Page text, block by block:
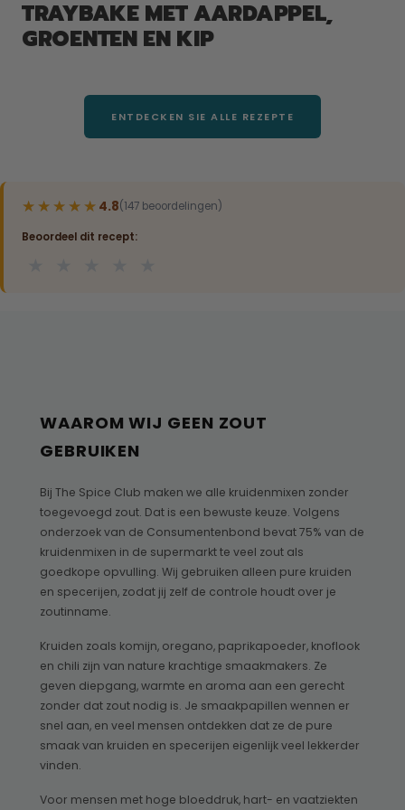
TRAYBAKE MET AARDAPPEL,
GROENTEN EN KIP
ENTDECKEN SIE ALLE REZEPTE
★★★★★
★★★★★ 4.8(147 beoordelingen)
Beoordeel dit recept:
WAAROM WIJ GEEN ZOUT
GEBRUIKEN
Bij The Spice Club maken we alle kruidenmixen zonder
toegevoegd zout. Dat is een bewuste keuze. Volgens
onderzoek van de Consumentenbond bevat 75% van de
kruidenmixen in de supermarkt te veel zout als
goedkope opvulling. Wij gebruiken alleen pure kruiden
en specerijen, zodat jij zelf de controle houdt over je
zoutinname.
Kruiden zoals komijn, oregano, paprikapoeder, knoflook
en chili zijn van nature krachtige smaakmakers. Ze
geven diepgang, warmte en aroma aan een gerecht
zonder dat zout nodig is. Je smaakpapillen wennen er
snel aan, en veel mensen ontdekken dat ze de pure
smaak van kruiden en specerijen eigenlijk veel lekkerder
vinden.
Voor mensen met hoge bloeddruk, hart- en vaatziekten